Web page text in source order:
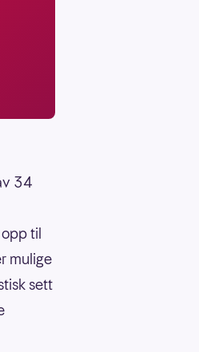
34
til
mulige
sett